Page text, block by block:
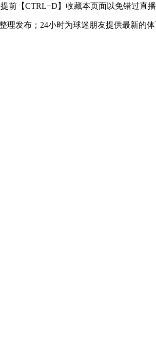
【CTRL+D】收藏本页面以免错过直
发布；24小时为球迷朋友提供最新的